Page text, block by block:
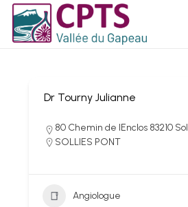
Dr Tourny Julianne
80 Chemin de lEnclos 83210
SOLLIES PONT
Angiologue